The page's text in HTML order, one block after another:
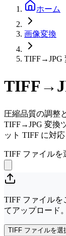
ホーム
画像変換
TIFF→JPG
圧縮品質の調整
TIFF→JPG 変換
ット TIFF に対
TIFF ファイルを
TIFF ファイルを
てアップロード。
TIFF ファイルを選